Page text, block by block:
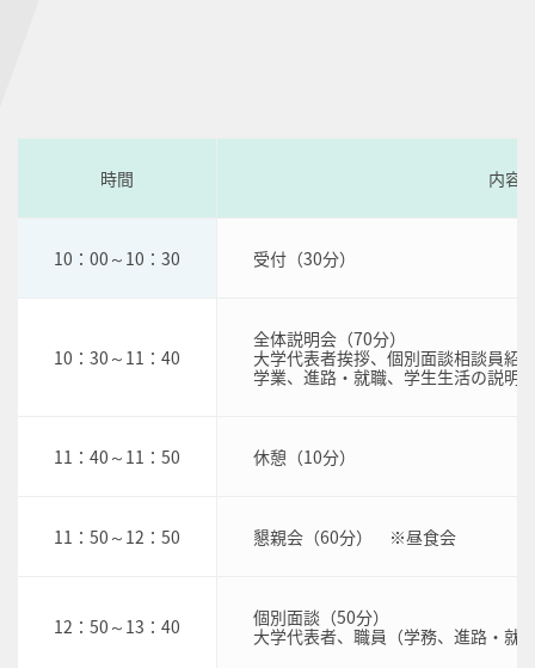
時間 内容
10：00～10：30 受付（30分）
10：30～11：40
全体説明会（70分）
大学代表者挨拶、個別面談相談員紹
学業、進路・就職、学生生活の説明
11：40～11：50 休憩（10分）
11：50～12：50 懇親会（60分） ※昼食会
12：50～13：40
個別面談（50分）
大学代表者、職員（学務、進路・就